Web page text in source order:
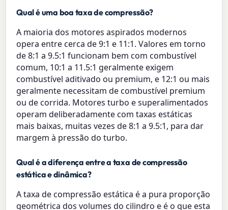
Qual é uma boa taxa de compressão?
A maioria dos motores aspirados modernos
opera entre cerca de 9:1 e 11:1. Valores em torno
de 8:1 a 9.5:1 funcionam bem com combustível
comum, 10:1 a 11.5:1 geralmente exigem
combustível aditivado ou premium, e 12:1 ou mais
geralmente necessitam de combustível premium
ou de corrida. Motores turbo e superalimentados
operam deliberadamente com taxas estáticas
mais baixas, muitas vezes de 8:1 a 9.5:1, para dar
margem à pressão do turbo.
Qual é a diferença entre a taxa de compressão
estática e dinâmica?
A taxa de compressão estática é a pura proporção
geométrica dos volumes do cilindro e é o que esta